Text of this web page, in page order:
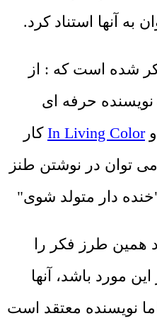
به آنها استناد کرد.
شده است که : از
حرفه ای
وIn Living Color کار
توان در نوشتن طنز
دار متولد شوی"
همین طرز فکر را
مورد باشد، آنها
نویسنده معتقد است